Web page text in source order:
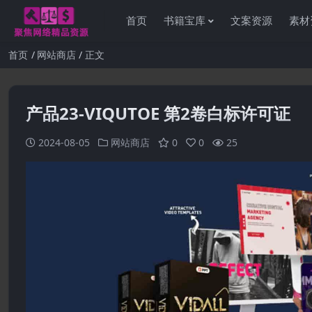
首页 书籍宝库 文案资源 素
首页 网站商店 正文
产品23-VIQUTOE 第2卷白标许可证
2024-08-05 网站商店 0 0 25